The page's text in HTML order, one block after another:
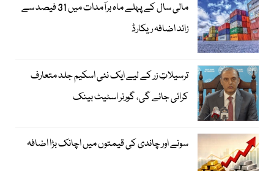
مالی سال کے پہلے ماہ برآمدات میں 31 فیصد سے
زائد اضافہ ریکارڈ
ترسیلاتِ زر کے لیے ایک نئی اسکیم جلد متعارف
کرائی جائے گی، گورنر اسٹیٹ بینک
سونے اور چاندی کی قیمتوں میں اچانک بڑا اضافہ